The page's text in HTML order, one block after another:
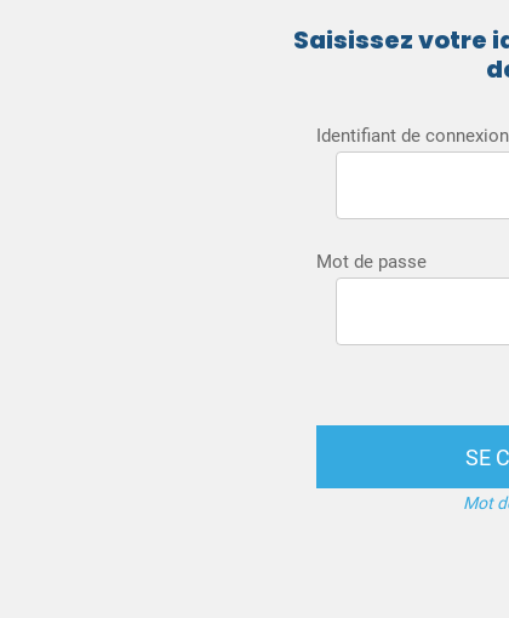
Saisissez votre
Identifiant de connexion
Mot de passe
SE
Mot